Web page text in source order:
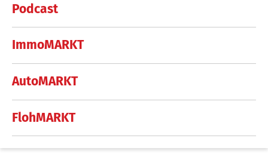
Podcast
ImmoMARKT
AutoMARKT
FlohMARKT